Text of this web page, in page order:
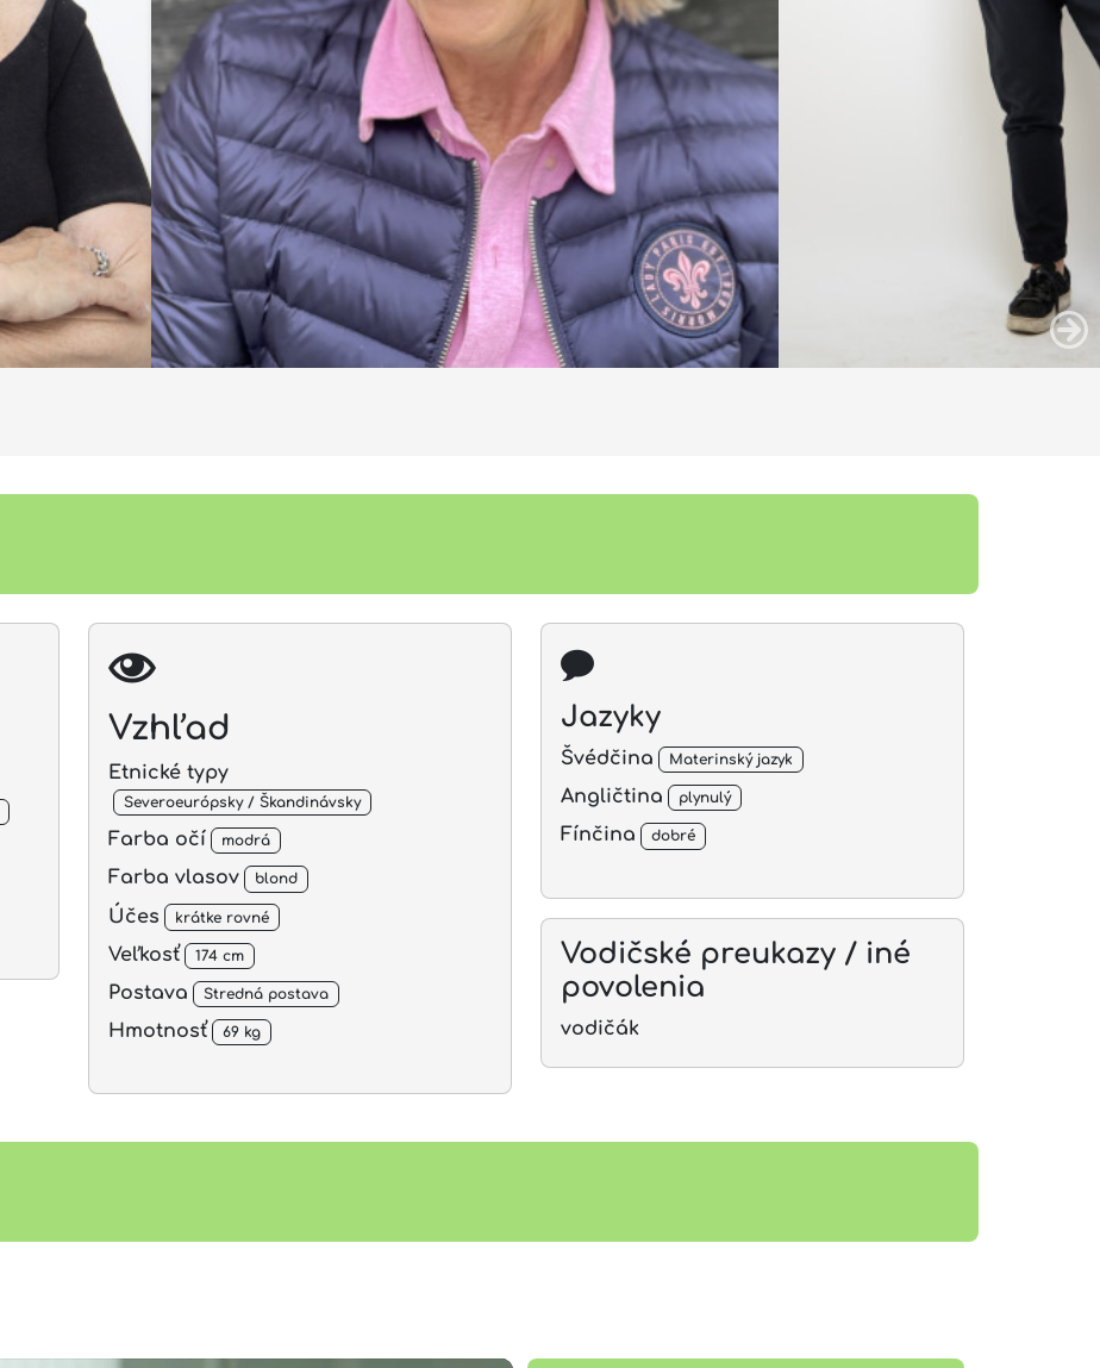
Vzhľad
Etnické typy
Severoeurópsky / Škandinávsky
Farba očí modrá
Farba vlasov blond
Účes krátke rovné
Veľkosť 174 cm
Postava Stredná postava
Hmotnosť 69 kg
Jazyky
Švédčina Materinský jazyk
Angličtina plynulý
Fínčina dobré
Vodičské preukazy / iné
povolenia
vodičák